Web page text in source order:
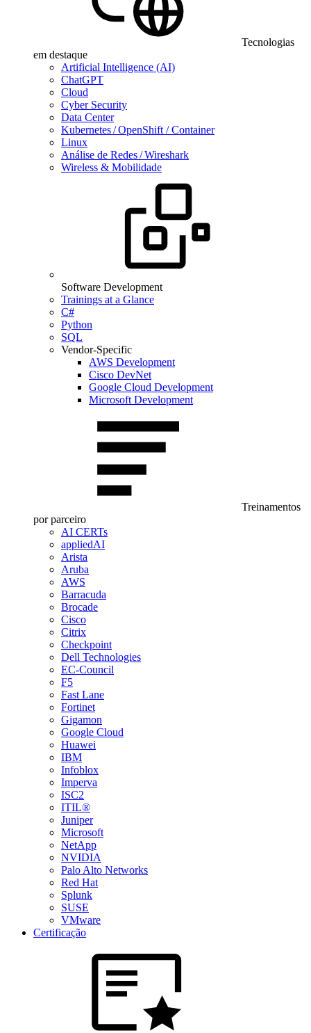
Tecnologias
em destaque
Artificial Intelligence (AI)
ChatGPT
Cloud
Cyber Security
Data Center
Kubernetes / OpenShift / Container
Linux
Análise de Redes / Wireshark
Wireless & Mobilidade
Software Development
Trainings at a Glance
C#
Python
SQL
Vendor-Specific
AWS Development
Cisco DevNet
Google Cloud Development
Microsoft Development
Treinamentos
por parceiro
AI CERTs
appliedAI
Arista
Aruba
AWS
Barracuda
Brocade
Cisco
Citrix
Checkpoint
Dell Technologies
EC-Council
F5
Fast Lane
Fortinet
Gigamon
Google Cloud
Huawei
IBM
Infoblox
Imperva
ISC2
ITIL®
Juniper
Microsoft
NetApp
NVIDIA
Palo Alto Networks
Red Hat
Splunk
SUSE
VMware
Certificação